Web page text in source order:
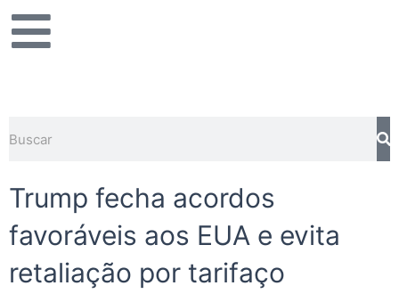
para
Trump fecha acordos
favoráveis aos EUA e evita
retaliação por tarifaço